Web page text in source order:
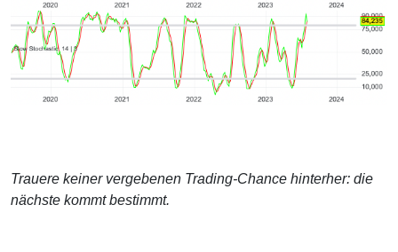
Trauere keiner vergebenen Trading-Chance hinterher: die
nächste kommt bestimmt.